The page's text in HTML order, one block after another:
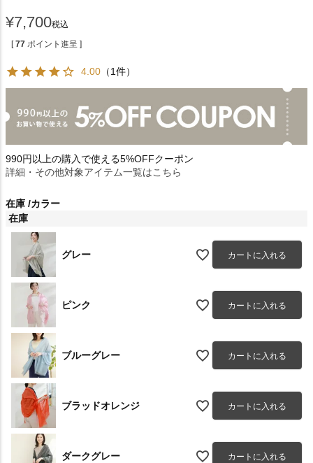
¥7,700税込
[ 77 ポイント進呈 ]
4.00 （1件）
990円以上の購入で使える5%OFFクーポン
詳細・その他対象アイテム一覧はこちら
在庫 カラー
在庫
グレー カートに入れる
ピンク カートに入れる
ブルーグレー カートに入れる
ブラッドオレンジ カートに入れる
ダークグレー カートに入れる